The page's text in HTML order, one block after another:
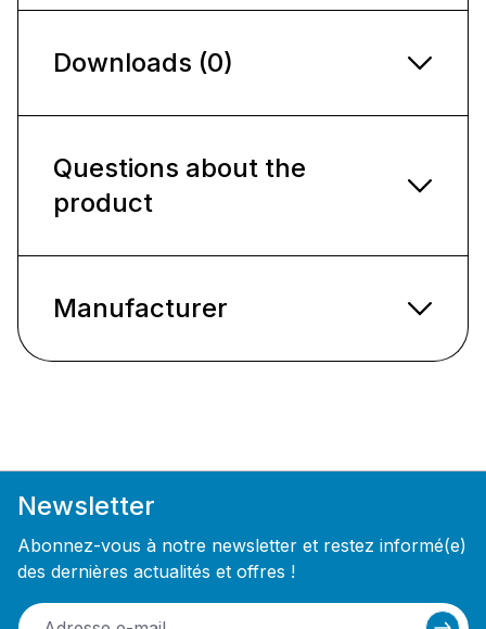
Downloads (0)
Questions about the
product
Manufacturer
Newsletter
Abonnez-vous à notre newsletter et restez informé(e)
des dernières actualités et offres !